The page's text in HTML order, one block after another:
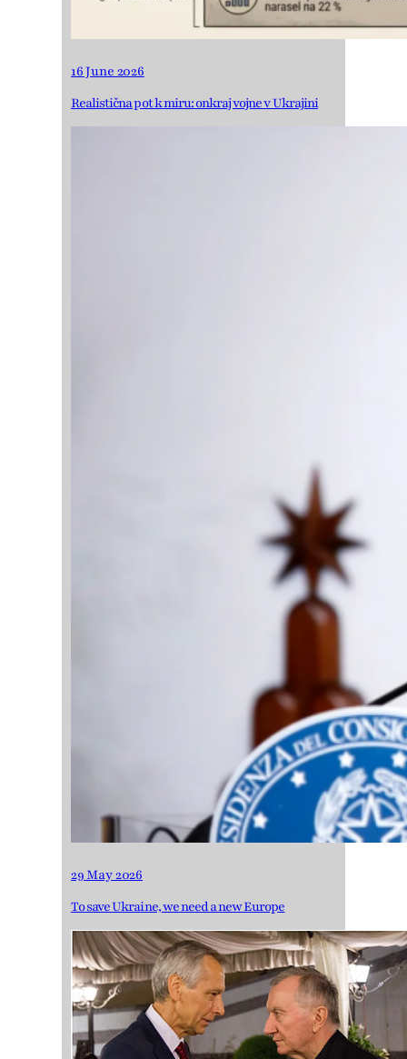
16 June 2026
Realistična pot k miru: onkraj vojne v Ukrajini
29 May 2026
To save Ukraine, we need a new Europe